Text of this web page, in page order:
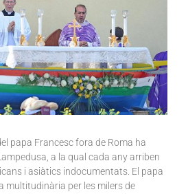
papa Francesc fora de Roma ha
a la qual cada any arriben
i asiàtics indocumentats. El papa
multitudinària per les milers de